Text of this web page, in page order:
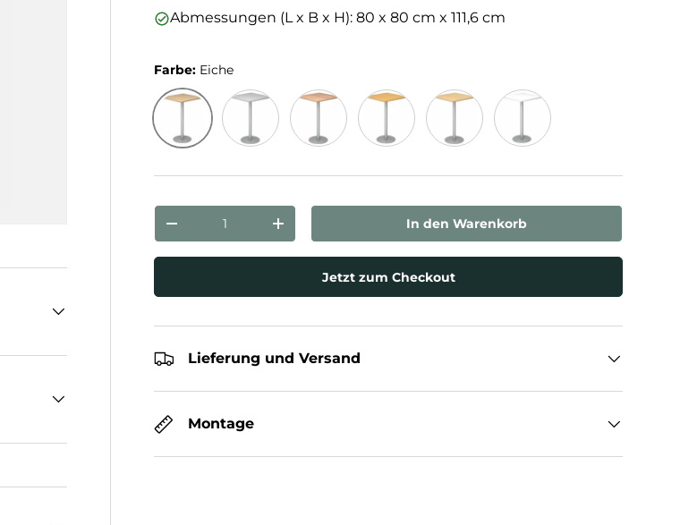
Abmessungen (L x B x H): 80 x 80 cm x 111,6 cm
Farbe: Eiche
Eiche
Anzahl
Menge verringernMenge erhöhen In den Warenkorb
Jetzt zum Checkout
Lieferung und Versand
Montage